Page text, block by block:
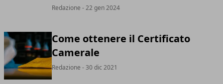
Redazione - 22 gen 2024
Come ottenere il Certificato
Camerale
Redazione - 30 dic 2021